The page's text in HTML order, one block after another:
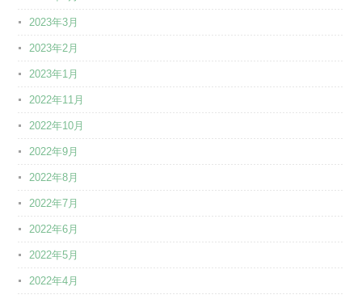
2023年3月
2023年2月
2023年1月
2022年11月
2022年10月
2022年9月
2022年8月
2022年7月
2022年6月
2022年5月
2022年4月